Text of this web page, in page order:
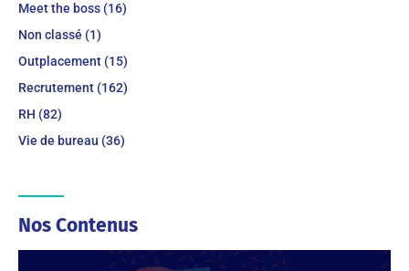
Meet the boss (16)
Non classé (1)
Outplacement (15)
Recrutement (162)
RH (82)
Vie de bureau (36)
Nos Contenus